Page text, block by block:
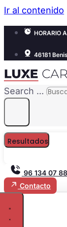
Ir al contenido
HORARIO
46181
Search ...
Resultados
96 134 07 88
Contacto